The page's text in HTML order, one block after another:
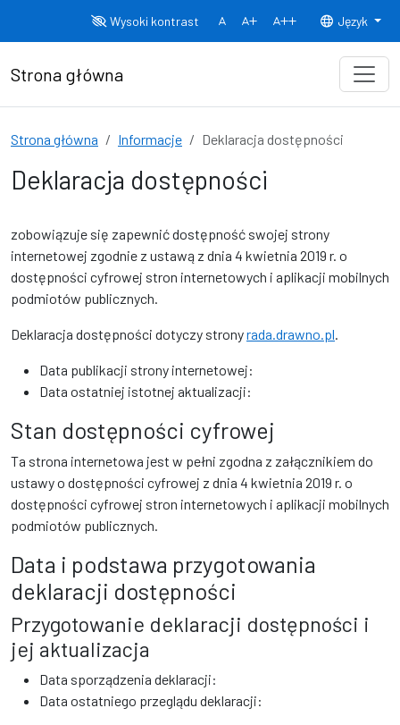
Wysoki kontrast
Normalny rozmiar czcionki
Rozmiar czcionki 150% Rozmiar
Język
Strona główna
Strona główna Informacje Deklaracja dostępności
Deklaracja dostępności
zobowiązuje się zapewnić dostępność swojej strony
internetowej zgodnie z ustawą z dnia 4 kwietnia 2019 r. o
dostępności cyfrowej stron internetowych i aplikacji mobilnych
podmiotów publicznych.
Deklaracja dostępności dotyczy stronyrada.drawno.pl.
Data publikacji strony internetowej:
Data ostatniej istotnej aktualizacji:
Stan dostępności cyfrowej
Ta strona internetowa jest w pełni zgodna z załącznikiem do
ustawy o dostępności cyfrowej z dnia 4 kwietnia 2019 r. o
dostępności cyfrowej stron internetowych i aplikacji mobilnych
podmiotów publicznych.
Data i podstawa przygotowania
deklaracji dostępności
Przygotowanie deklaracji dostępności i
jej aktualizacja
Data sporządzenia deklaracji:
Data ostatniego przeglądu deklaracji: